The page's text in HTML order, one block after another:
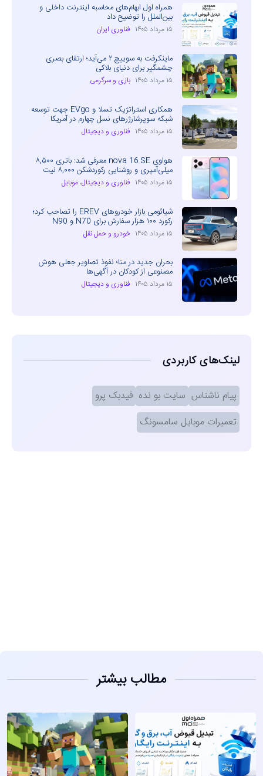
همراه اول ابهام‌های محاسبه اینترنت داخلی و
بین‌الملل را توضیح داد
۱۵ مرداد ۱۴۰۵ فناوری ایران
ماینکرفت به سوییچ ۲ می‌آید؛ ارتقای بصری
چشمگیر برای دنیای بلاکی
۱۵ مرداد ۱۴۰۵ بازی و سرگرمی
همکاری استراتژیک تسلا و EVgo جهت توسعه
شبکه سوپرشارژرهای نسل چهارم در آمریکا
۱۵ مرداد ۱۴۰۵ فناوری و دیجیتال
هواوی nova 16 SE معرفی شد: باتری ۸,۵۰۰
میلی‌آمپری و روشنایی رکوردشکن ۸,۰۰۰ نیت
۱۵ مرداد ۱۴۰۵ فناوری و دیجیتال، موبایل
شیائومی بازار خودروهای EREV را تصاحب کرد؛
رکورد ۱۰۰ هزار سفارش برای N70 و N90
۱۵ مرداد ۱۴۰۵ خودرو و حمل نقل
بحران جدید در متا؛ نفوذ تصاویر جعلی هوش
مصنوعی از کودکان در آگهی‌ها
۱۵ مرداد ۱۴۰۵ فناوری و دیجیتال
لینک‌های کاربردی
پیام ناشناس سایت بو نده فیدبک پرو
تعمیرات موبایل سامسونگ
مطالب بیشتر